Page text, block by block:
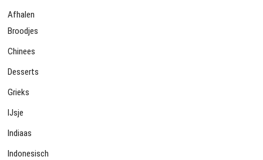
Afhalen
Broodjes
Chinees
Desserts
Grieks
IJsje
Indiaas
Indonesisch